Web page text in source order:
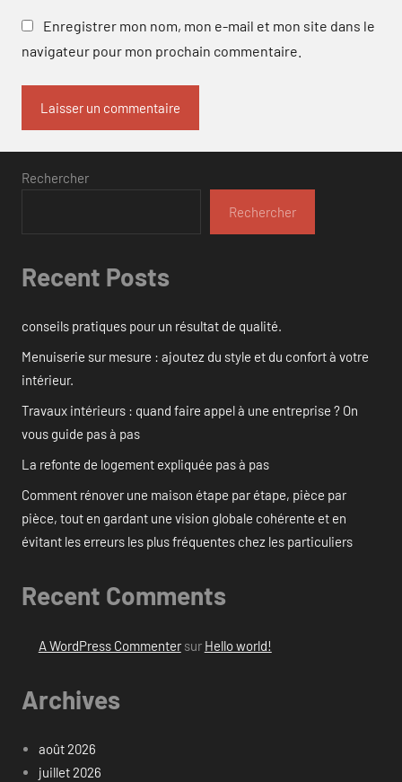
Enregistrer mon nom, mon e-mail et mon site dans le
navigateur pour mon prochain commentaire.
Rechercher
Rechercher
Recent Posts
conseils pratiques pour un résultat de qualité.
Menuiserie sur mesure : ajoutez du style et du confort à votre
intérieur.
Travaux intérieurs : quand faire appel à une entreprise ? On
vous guide pas à pas
La refonte de logement expliquée pas à pas
Comment rénover une maison étape par étape, pièce par
pièce, tout en gardant une vision globale cohérente et en
évitant les erreurs les plus fréquentes chez les particuliers
Recent Comments
A WordPress Commentersur Hello world!
Archives
août 2026
juillet 2026